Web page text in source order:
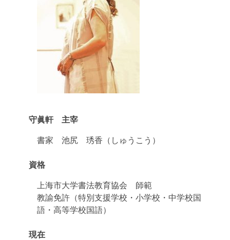
守眞軒 主宰
書家 池尻 琇香（しゅうこう）
資格
上海市大学書法教育協会 師範
教諭免許（特別支援学校・小学校・中学校国
語・高等学校国語）
現在